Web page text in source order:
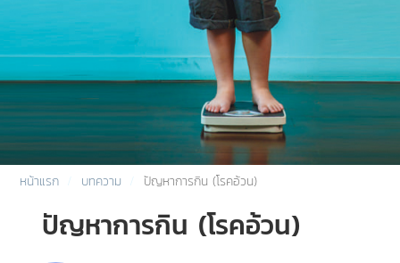
หน้าแรก บทความ ปัญหาการกิน (โรคอ้วน)
ปัญหาการกิน (โรคอ้วน)